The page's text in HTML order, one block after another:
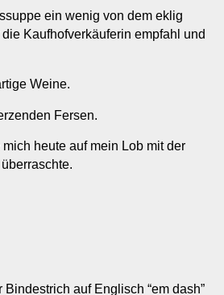
ein wenig von dem eklig
Kaufhofverkäuferin empfahl und
Weine.
Fersen.
heute auf mein Lob mit der
auf Englisch “em dash”